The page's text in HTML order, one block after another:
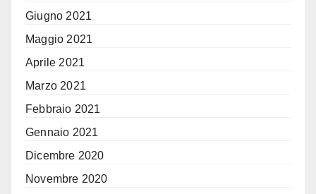
Giugno 2021
Maggio 2021
Aprile 2021
Marzo 2021
Febbraio 2021
Gennaio 2021
Dicembre 2020
Novembre 2020